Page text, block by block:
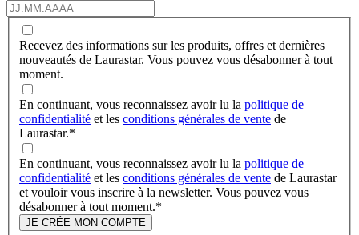
Recevez des informations sur les produits, offres et dernières
nouveautés de Laurastar. Vous pouvez vous désabonner à tout
moment.
En continuant, vous reconnaissez avoir lu la politique de
confidentialité et les conditions générales de vente de
Laurastar.*
En continuant, vous reconnaissez avoir lu la politique de
confidentialité et les conditions générales de vente de Laurastar
et vouloir vous inscrire à la newsletter. Vous pouvez vous
désabonner à tout moment.*
JE CRÉE MON COMPTE